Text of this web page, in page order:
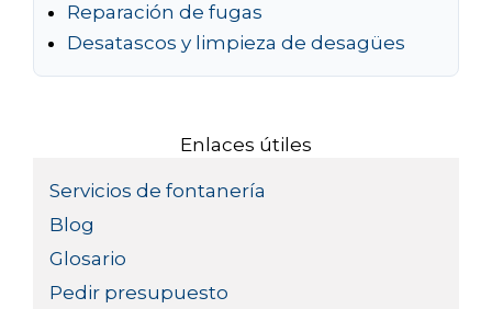
Reparación de fugas
Desatascos y limpieza de desagües
Enlaces útiles
Servicios de fontanería
Blog
Glosario
Pedir presupuesto